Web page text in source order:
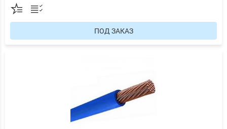
ПОД ЗАКАЗ